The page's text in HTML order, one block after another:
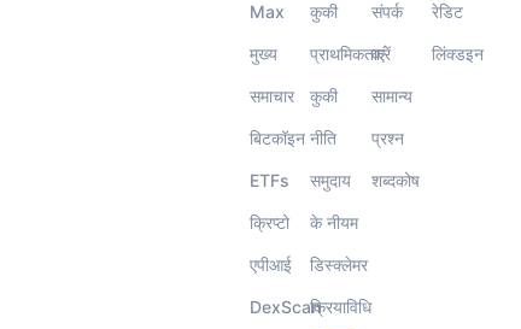
Max
मुख्य
समाचार
बिटकॉइन
ETFs
क्रिप्टो
एपीआई
DexScan
कुकी
प्राथमिकताएं
कुकी
नीति
समुदाय
के नीयम
डिस्क्लेमर
क्रियाविधि
संपर्क
करें
सामान्य
प्रश्न
शब्दकोष
रेडिट
लिंक्डइन